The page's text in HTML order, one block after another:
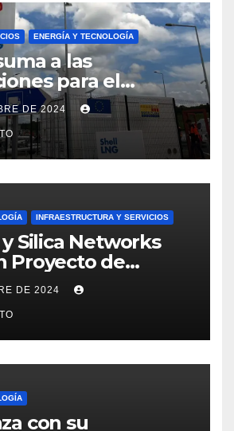
ENERGÍA Y TECNOLOGÍA
a las
para el
LNG de
DE 2024
INFRAESTRUCTURA Y SERVICIOS
Silica Networks
Proyecto de
para Punta
DE 2024
con su